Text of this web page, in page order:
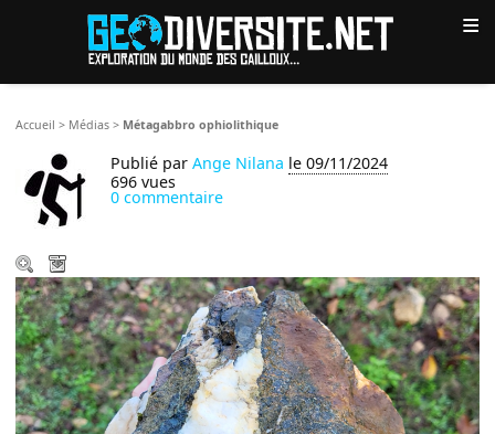
≡
Accueil > Médias > Métagabbro ophiolithique
Publié parAnge Nilana le 09/11/2024
696 vues
0 commentaire